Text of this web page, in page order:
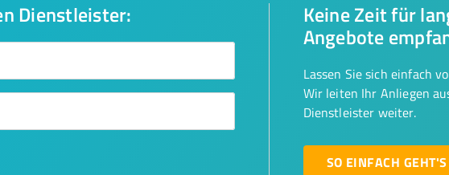
Dienstleister:
Keine Zeit für
Angebote
Lassen Sie sich einfach
Wir leiten Ihr Anliegen
Dienstleister weiter.
SO EINFACH GEHT'S